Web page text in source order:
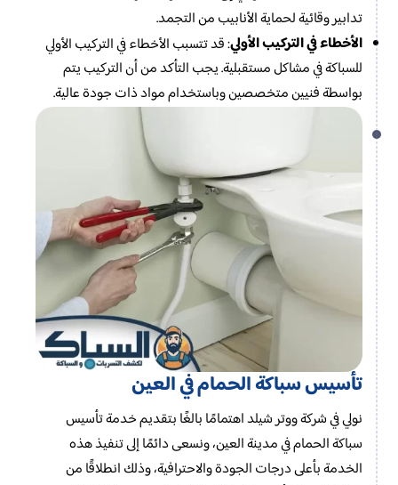
تدابير وقائية لحماية الأنابيب من التجمد.
الأخطاء في التركيب الأولي: قد تتسبب الأخطاء في التركيب الأولي
للسباكة في مشاكل مستقبلية. يجب التأكد من أن التركيب يتم
بواسطة فنيين متخصصين وباستخدام مواد ذات جودة عالية.
تأسيس سباكة الحمام​ في العين
نولي في شركة ووتر شيلد اهتمامًا بالغًا بتقديم خدمة تأسيس
سباكة الحمام في مدينة العين، ونسعى دائمًا إلى تنفيذ هذه
الخدمة بأعلى درجات الجودة والاحترافية، وذلك انطلاقًا من